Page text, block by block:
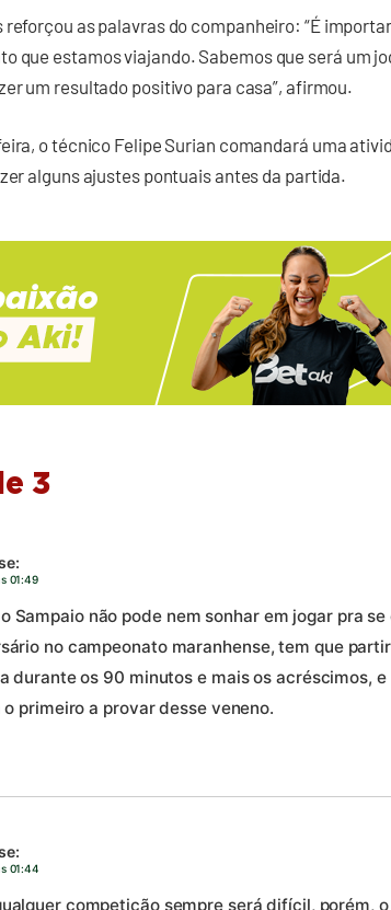
reforçou as palavras do companheiro: “É
que estamos viajando. Sabemos que será um
um resultado positivo para casa”, afirmou.
o técnico Felipe Surian comandará uma
alguns ajustes pontuais antes da partida.
3
01:49
Sampaio não pode nem sonhar em jogar pra
no campeonato maranhense, tem que
durante os 90 minutos e mais os acréscimos, e
primeiro a provar desse veneno.
01:44
competição sempre será difícil, porém,